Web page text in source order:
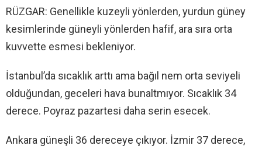
RÜZGAR: Genellikle kuzeyli yönlerden, yurdun güney
kesimlerinde güneyli yönlerden hafif, ara sıra orta
kuvvette esmesi bekleniyor.
İstanbul’da sıcaklık arttı ama bağıl nem orta seviyeli
olduğundan, geceleri hava bunaltmıyor. Sıcaklık 34
derece. Poyraz pazartesi daha serin esecek.
Ankara güneşli 36 dereceye çıkıyor. İzmir 37 derece,